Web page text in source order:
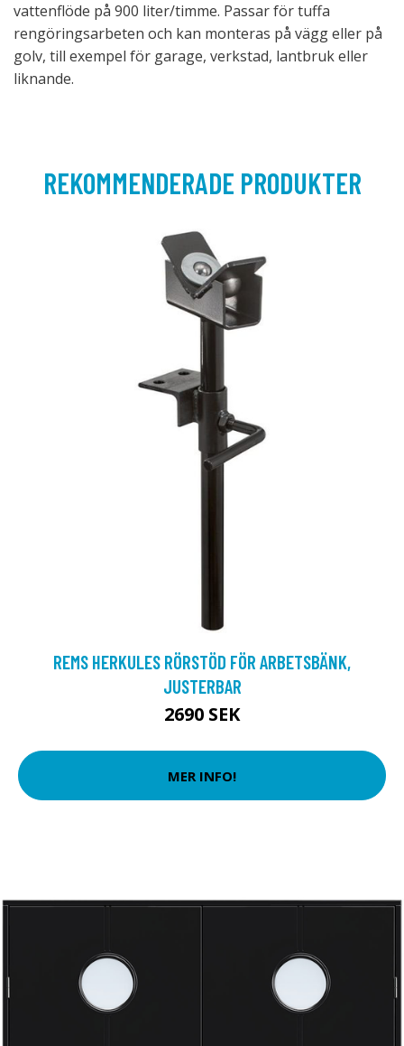
vattenflöde på 900 liter/timme. Passar för tuffa
rengöringsarbeten och kan monteras på vägg eller på
golv, till exempel för garage, verkstad, lantbruk eller
liknande.
REKOMMENDERADE PRODUKTER
REMS HERKULES RÖRSTÖD FÖR ARBETSBÄNK,
JUSTERBAR
2690 SEK
MER INFO!